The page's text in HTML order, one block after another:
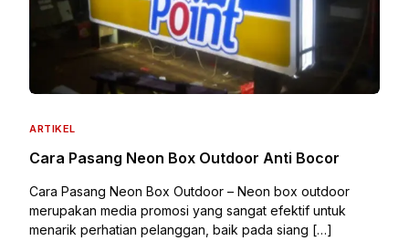
ARTIKEL
Cara Pasang Neon Box Outdoor Anti Bocor
Cara Pasang Neon Box Outdoor – Neon box outdoor
merupakan media promosi yang sangat efektif untuk
menarik perhatian pelanggan, baik pada siang […]